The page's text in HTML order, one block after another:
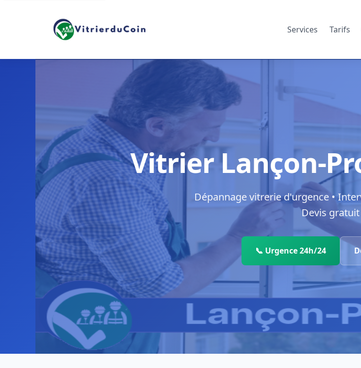
Services Tarifs
Vitrier Lançon-
Dépannage vitrerie d'urgence •
Devis gratuit
📞 Urgence 24h/24